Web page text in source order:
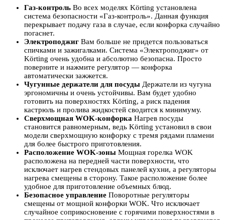
Газ-контроль Во всех моделях Körting установлена
система безопасности «Газ-контроль». Данная функция
перекрывает подачу газа в случае, если конфорка случайно
погаснет.
Электроподжиг Вам больше не придется пользоваться
спичками и зажигалками. Система «Электроподжиг» от
Körting очень удобна и абсолютно безопасна. Просто
поверните и нажмите регулятор — конфорка
автоматически зажжется.
Чугунные держатели для посуды Держатели из чугуна
эргономичны и очень устойчивы. Вам будет удобно
готовить на поверхностях Körting, а риск падения
кастрюль и пролива жидкостей сводится к минимуму.
Сверхмощная WOK-конфорка Нагрев посуды
становится равномерным, ведь Körting установил в свои
модели сверхмощную конфорку с тремя рядами пламени
для более быстрого приготовления.
Расположение WOK-зоны Мощная горелка WOK
расположена на передней части поверхности, что
исключает нагрев стендовых панелей кухни, а регуляторы
нагрева смещены в сторону. Такое расположение более
удобное для приготовление объемных блюд.
Безопасное управление Поворотные регуляторы
смещены от мощной конфорки WOK. Что исключает
случайное соприкосновение с горячими поверхностями в